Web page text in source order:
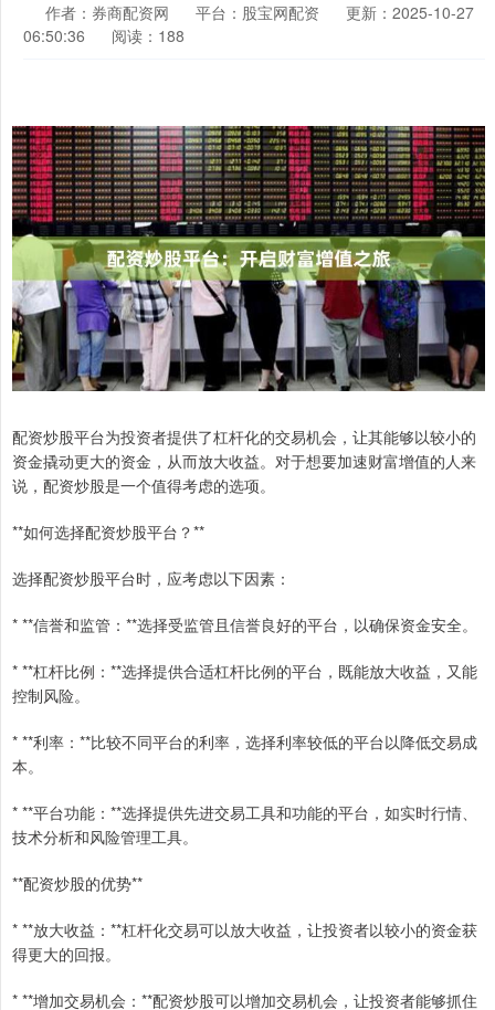
作者：券商配资网 平台：股宝网配资
更新：2025-10-27
06:50:36
阅读：188
配资炒股平台为投资者提供了杠杆化的交易机会，让其能够以较小的
资金撬动更大的资金，从而放大收益。对于想要加速财富增值的人来
说，配资炒股是一个值得考虑的选项。
**如何选择配资炒股平台？**
选择配资炒股平台时，应考虑以下因素：
* **信誉和监管：**选择受监管且信誉良好的平台，以确保资金安全。
* **杠杆比例：**选择提供合适杠杆比例的平台，既能放大收益，又能
控制风险。
* **利率：**比较不同平台的利率，选择利率较低的平台以降低交易成
本。
* **平台功能：**选择提供先进交易工具和功能的平台，如实时行情、
技术分析和风险管理工具。
**配资炒股的优势**
* **放大收益：**杠杆化交易可以放大收益，让投资者以较小的资金获
得更大的回报。
* **增加交易机会：**配资炒股可以增加交易机会，让投资者能够抓住